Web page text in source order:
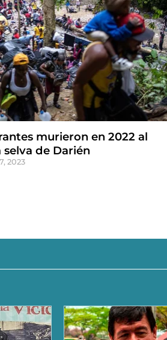
murieron en 2022 al
de Darién
2023